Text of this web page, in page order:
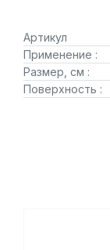
Артикул
Применение :
Размер, см :
Поверхность :